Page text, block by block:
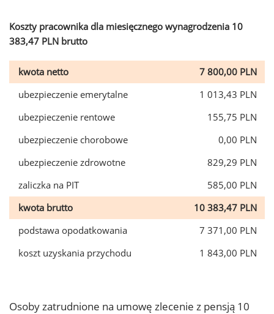
Koszty pracownika dla miesięcznego wynagrodzenia 10
383,47 PLN brutto
kwota netto
7 800,00 PLN
ubezpieczenie emerytalne
1 013,43 PLN
ubezpieczenie rentowe
155,75 PLN
ubezpieczenie chorobowe
0,00 PLN
ubezpieczenie zdrowotne
829,29 PLN
zaliczka na PIT
585,00 PLN
kwota brutto
10 383,47 PLN
podstawa opodatkowania
7 371,00 PLN
koszt uzyskania przychodu
1 843,00 PLN
Osoby zatrudnione na umowę zlecenie z pensją 10